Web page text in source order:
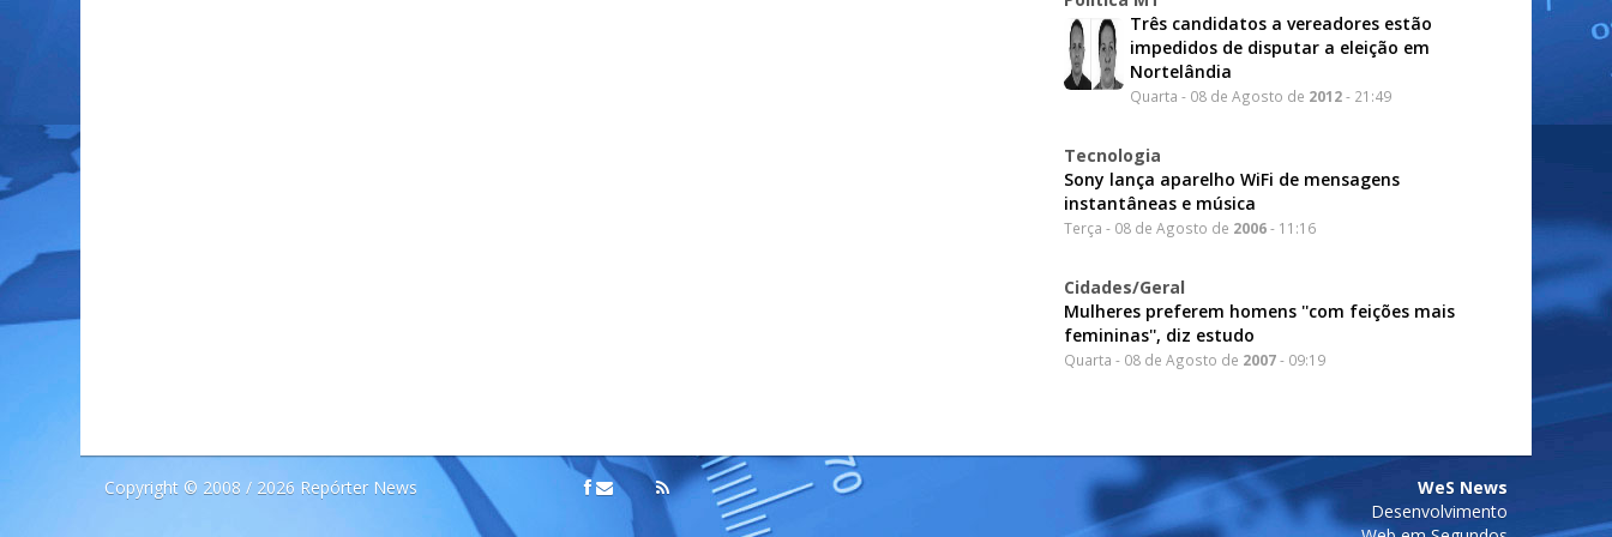
Três candidatos a vereadores estão
impedidos de disputar a eleição em
Nortelândia
Quarta - 08 de Agosto de 2012- 21:49
Tecnologia
Sony lança aparelho WiFi de mensagens
instantâneas e música
Terça - 08 de Agosto de 2006- 11:16
Cidades/Geral
Mulheres preferem homens ''com feições mais
femininas'', diz estudo
Quarta - 08 de Agosto de 2007- 09:19
Copyright © 2008 / 2026 Repórter News
WeS News
Desenvolvimento